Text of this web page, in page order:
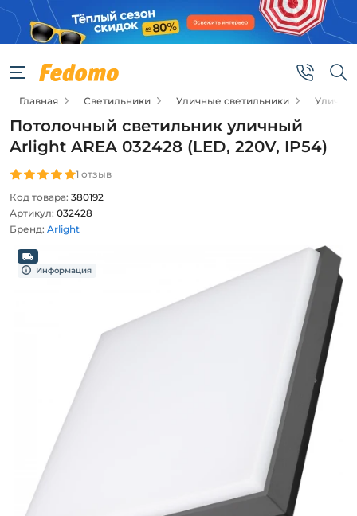
Главная Светильники Уличные светильники
Потолочный светильник уличный
Arlight AREA 032428 (LED, 220V, IP54)
1 отзыв
Код товара: 380192
Артикул: 032428
Бренд: Arlight